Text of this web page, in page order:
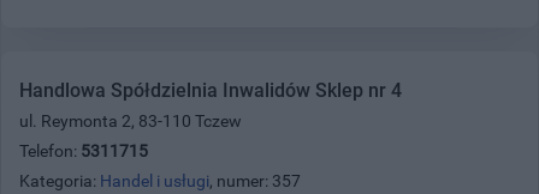
Handlowa Spółdzielnia Inwalidów Sklep nr 4
ul. Reymonta 2, 83-110 Tczew
Telefon: 5311715
Kategoria: Handel i usługi, numer: 357